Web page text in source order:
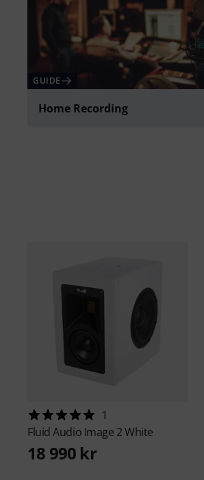
GUIDE
Home Recording
1
Fluid Audio Image 2 White
18 990 kr